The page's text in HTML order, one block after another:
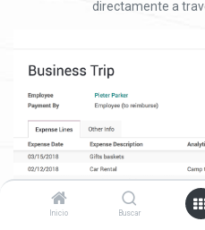
Inicio Buscar
directamente a